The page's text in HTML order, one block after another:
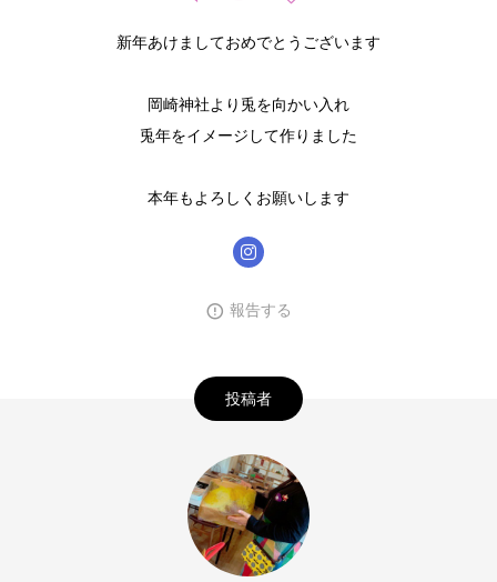
新年あけましておめでとうございます
岡崎神社より兎を向かい入れ
兎年をイメージして作りました
本年もよろしくお願いします
報告する
投稿者